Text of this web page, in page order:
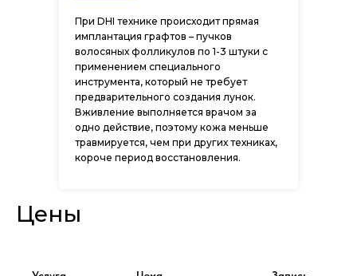
При DHI технике происходит прямая
имплантация графтов – пучков
волосяных фолликулов по 1-3 штуки с
применением специального
инструмента, который не требует
предварительного создания лунок.
Вживление выполняется врачом за
одно действие, поэтому кожа меньше
травмируется, чем при других техниках,
короче период восстановления.
Цены